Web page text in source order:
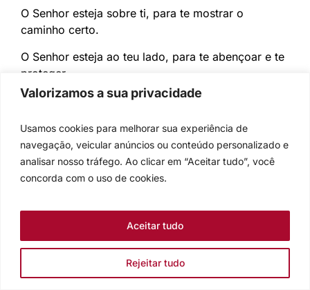
Valorizamos a sua privacidade
Usamos cookies para melhorar sua experiência de
navegação, veicular anúncios ou conteúdo personalizado e
analisar nosso tráfego. Ao clicar em “Aceitar tudo”, você
concorda com o uso de cookies.
Rejeitar tudo
Aceitar tudo
O Senhor esteja sobre ti, para te mostrar o
caminho certo.
O Senhor esteja ao teu lado, para te abençoar e te
proteger.
O Senhor esteja atrás de ti, para te salvar da
O Senhor esteja abaixo de ti, para te amparar
quando caíres e te tirar das armadilhas.
O Senhor esteja dentro de ti, para te consolar
O Senhor esteja ao redor de ti, para te defender
quando outros caírem em cima de ti.
O Senhor esteja sobre ti, para te abençoar. Assim